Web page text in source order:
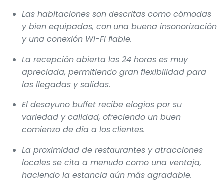
Las habitaciones son descritas como cómodas
y bien equipadas, con una buena insonorización
y una conexión Wi-Fi fiable.
La recepción abierta las 24 horas es muy
apreciada, permitiendo gran flexibilidad para
las llegadas y salidas.
El desayuno buffet recibe elogios por su
variedad y calidad, ofreciendo un buen
comienzo de día a los clientes.
La proximidad de restaurantes y atracciones
locales se cita a menudo como una ventaja,
haciendo la estancia aún más agradable.